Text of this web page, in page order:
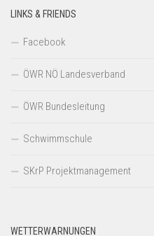
LINKS & FRIENDS
Facebook
ÖWR NÖ Landesverband
ÖWR Bundesleitung
Schwimmschule
SKrP Projektmanagement
WETTERWARNUNGEN